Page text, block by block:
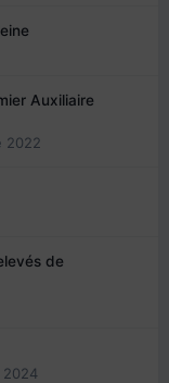
Auxiliaire
2022
de
2024